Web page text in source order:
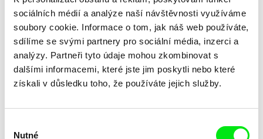
sociálních médií a analýze naší návštěvnosti využíváme
soubory cookie. Informace o tom, jak náš web používáte,
sdílíme se svými partnery pro sociální média, inzerci a
analýzy. Partneři tyto údaje mohou zkombinovat s
dalšími informacemi, které jste jim poskytli nebo které
získali v důsledku toho, že používáte jejich služby.
Nutné
Neuhasitelný oheň In Memory of the Chinatown
Sandra Bastašić, Damian Nenadić